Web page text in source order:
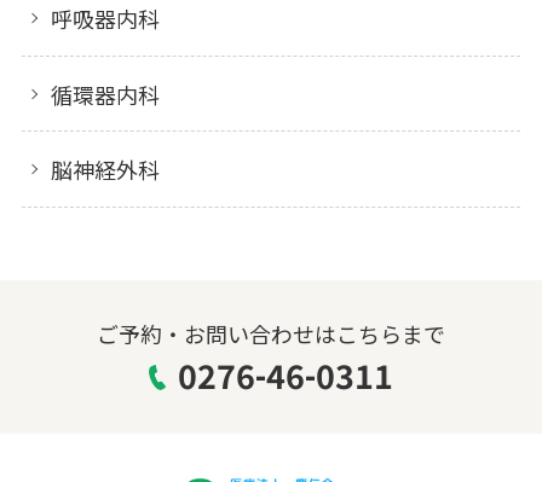
呼吸器内科
循環器内科
脳神経外科
ご予約・お問い合わせはこちらまで
0276-46-0311